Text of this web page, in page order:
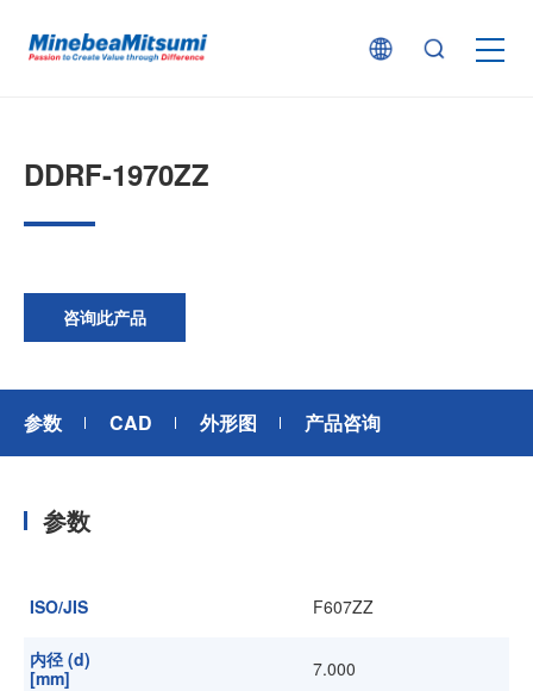
新闻
企业信息
加入我们
DDRF-1970ZZ
咨询此产品
参数 CAD 外形图 产品咨询
参数
ISO/JIS F607ZZ
内径 (d)
[mm]
7.000